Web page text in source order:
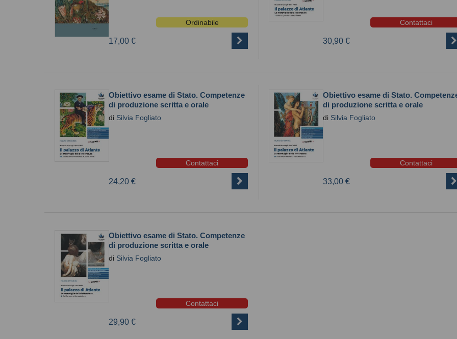
Ordinabile
17,00 €
Contattaci
30,90 €
Obiettivo esame di Stato. Competenze
di produzione scritta e orale
di Silvia Fogliato
Contattaci
24,20 €
Obiettivo esame di Stato.
di produzione scritta e orale
di Silvia Fogliato
Contattaci
33,00 €
Obiettivo esame di Stato. Competenze
di produzione scritta e orale
di Silvia Fogliato
Contattaci
29,90 €